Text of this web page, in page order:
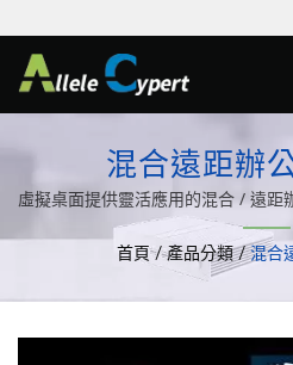
混合遠距辦
虛擬桌面提供靈活應用的混合 / 遠距
腦產品生產製造外，同時依客戶需
統整合
首頁 / 產品分類 / 混合